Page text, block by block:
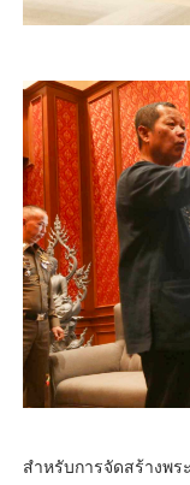
สำหรับการจัดสร้างพ